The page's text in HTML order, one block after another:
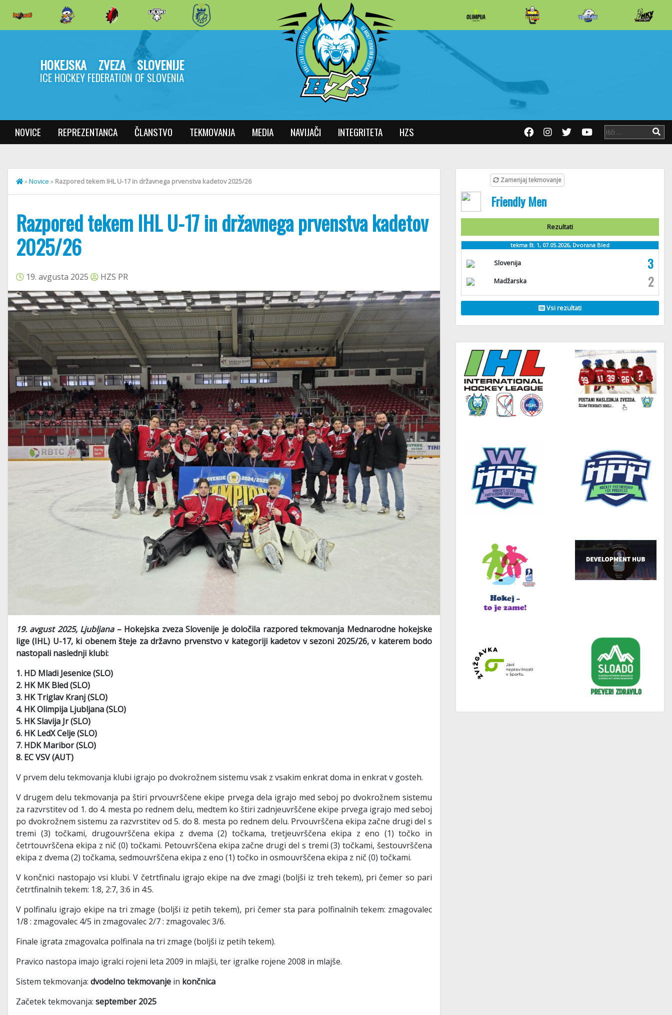
HOKEJSKA ZVEZA SLOVENIJE
ICE HOCKEY FEDERATION OF SLOVENIA
NOVICE REPREZENTANCA ČLANSTVO TEKMOVANJA MEDIA NAVIJAČI INTEGRITETA HZS
»Novice » Razpored tekem IHL U-17 in državnega prvenstva kadetov 2025/26
Razpored tekem IHL U-17 in državnega prvenstva kadetov
2025/26
19. avgusta 2025 HZS PR
19. avgust 2025, Ljubljana– Hokejska zveza Slovenije je določila razpored tekmovanja Mednarodne hokejske
lige (IHL) U-17, ki obenem šteje za državno prvenstvo v kategoriji kadetov v sezoni 2025/26, v katerem bodo
nastopali naslednji klubi:
1. HD Mladi Jesenice (SLO)
2. HK MK Bled (SLO)
3. HK Triglav Kranj (SLO)
4. HK Olimpija Ljubljana (SLO)
5. HK Slavija Jr (SLO)
6. HK LedX Celje (SLO)
7. HDK Maribor (SLO)
8. EC VSV (AUT)
V prvem delu tekmovanja klubi igrajo po dvokrožnem sistemu vsak z vsakim enkrat doma in enkrat v gosteh.
V drugem delu tekmovanja pa štiri prvouvrščene ekipe prvega dela igrajo med seboj po dvokrožnem sistemu
za razvrstitev od 1. do 4. mesta po rednem delu, medtem ko štiri zadnjeuvrščene ekipe prvega igrajo med seboj
po dvokrožnem sistemu za razvrstitev od 5. do 8. mesta po rednem delu. Prvouvrščena ekipa začne drugi del s
tremi (3) točkami, drugouvrščena ekipa z dvema (2) točkama, tretjeuvrščena ekipa z eno (1) točko in
četrtouvrščena ekipa z nič (0) točkami. Petouvrščena ekipa začne drugi del s tremi (3) točkami, šestouvrščena
ekipa z dvema (2) točkama, sedmouvrščena ekipa z eno (1) točko in osmouvrščena ekipa z nič (0) točkami.
V končnici nastopajo vsi klubi. V četrtfinalu igrajo ekipe na dve zmagi (boljši iz treh tekem), pri čemer so pari
četrtfinalnih tekem: 1:8, 2:7, 3:6 in 4:5.
V polfinalu igrajo ekipe na tri zmage (boljši iz petih tekem), pri čemer sta para polfinalnih tekem: zmagovalec
1/8 : zmagovalec 4/5 in zmagovalec 2/7 : zmagovalec 3/6.
Finale igrata zmagovalca polfinala na tri zmage (boljši iz petih tekem).
Pravico nastopa imajo igralci rojeni leta 2009 in mlajši, ter igralke rojene 2008 in mlajše.
Sistem tekmovanja: dvodelno tekmovanje in končnica
Začetek tekmovanja: september 2025
Zamenjaj tekmovanje
Friendly Men
Rezultati
tekma št. 1, 07.05.2026, Dvorana Bled
Slovenija 3
Madžarska 2
Vsi rezultati